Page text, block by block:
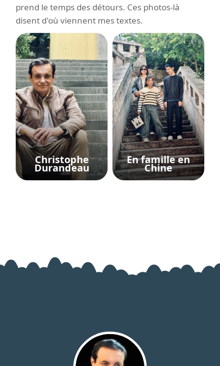
prend le temps des détours. Ces photos-là
disent d'où viennent mes textes.
Christophe
Durandeau
En famille en
Chine